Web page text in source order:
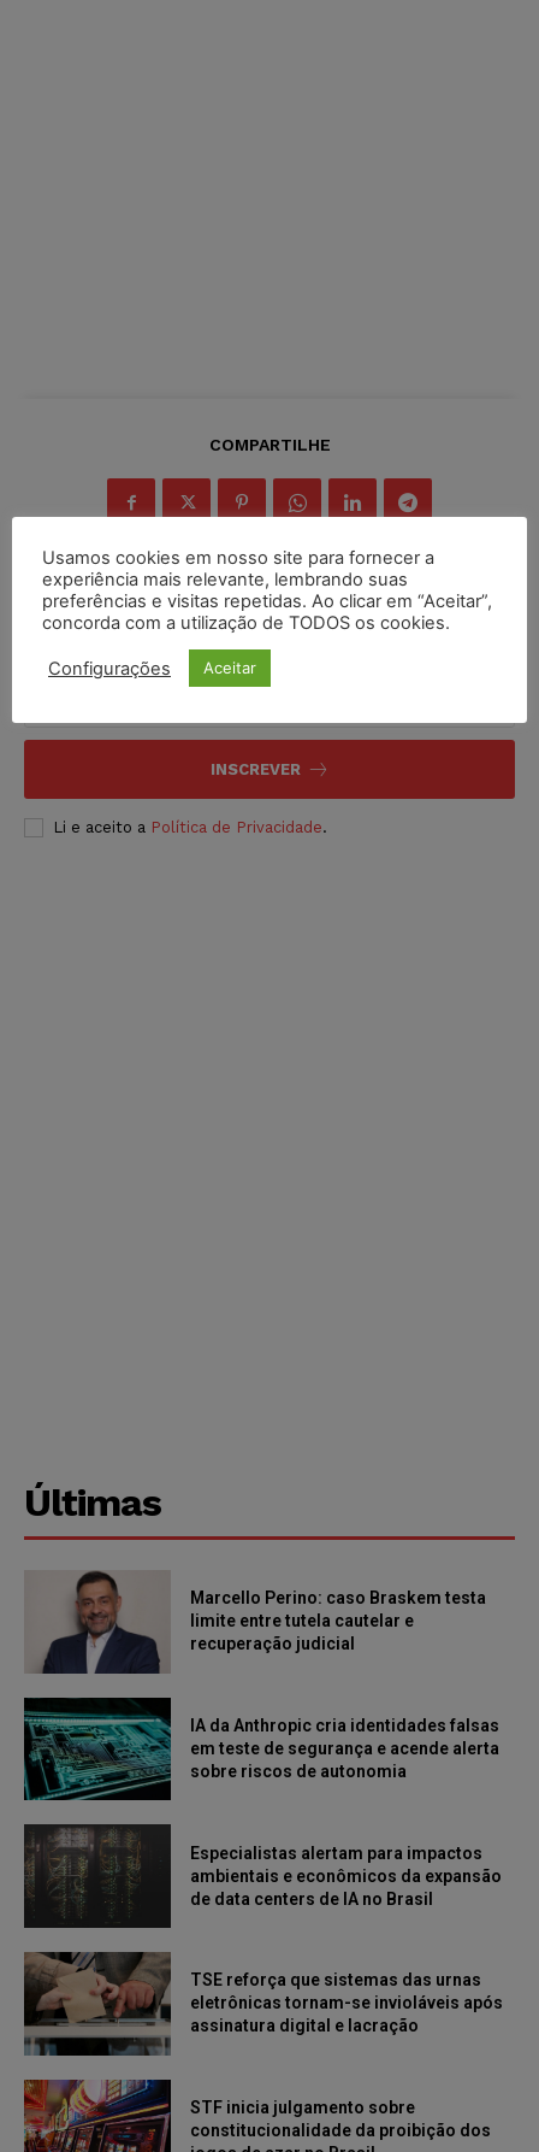
COMPARTILHE
Inscreva-se
INSCREVER
Li e aceito a Política de Privacidade.
Últimas
Marcello Perino: caso Braskem testa
limite entre tutela cautelar e
recuperação judicial
IA da Anthropic cria identidades falsas
em teste de segurança e acende alerta
sobre riscos de autonomia
Especialistas alertam para impactos
ambientais e econômicos da expansão
de data centers de IA no Brasil
TSE reforça que sistemas das urnas
eletrônicas tornam-se invioláveis após
assinatura digital e lacração
STF inicia julgamento sobre
constitucionalidade da proibição dos
Usamos cookies em nosso site para fornecer a
experiência mais relevante, lembrando suas
preferências e visitas repetidas. Ao clicar em “Aceitar”,
concorda com a utilização de TODOS os cookies.
Configurações Aceitar